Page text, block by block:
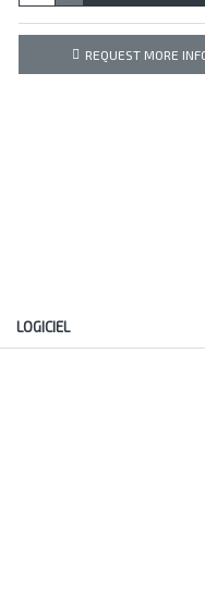
REQUEST MORE
LOGICIEL